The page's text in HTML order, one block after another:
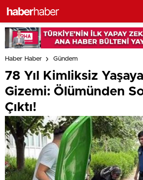
Haber Haber Gündem
78 Yıl Kimliksiz
Gizemi: Ölümünden
Çıktı!